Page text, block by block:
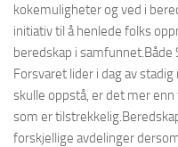
kokemuligheter og ved i
initiativ til å henlede folks
beredskap i
Forsvaret lider i dag av
skulle oppstå, er det mer
som er
forskjellige avdelinger